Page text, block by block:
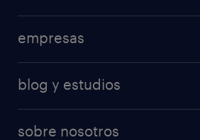
empresas
blog y estudios
sobre nosotros